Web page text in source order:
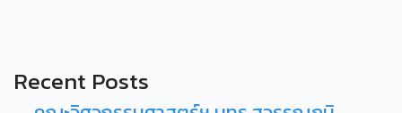
Recent Posts